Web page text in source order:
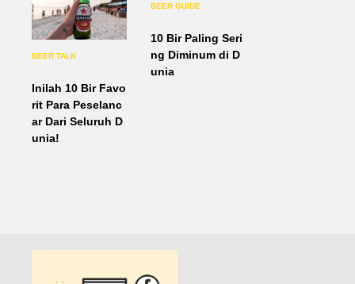
BEER TALK
Inilah 10 Bir Favo
rit Para Peselanc
ar Dari Seluruh D
unia!
BEER GUIDE
10 Bir Paling Seri
ng Diminum di D
unia